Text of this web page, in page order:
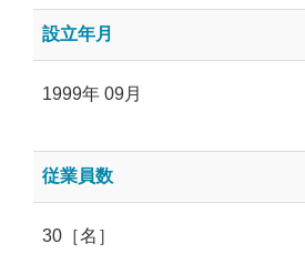
設立年月
1999年 09月
従業員数
30［名］